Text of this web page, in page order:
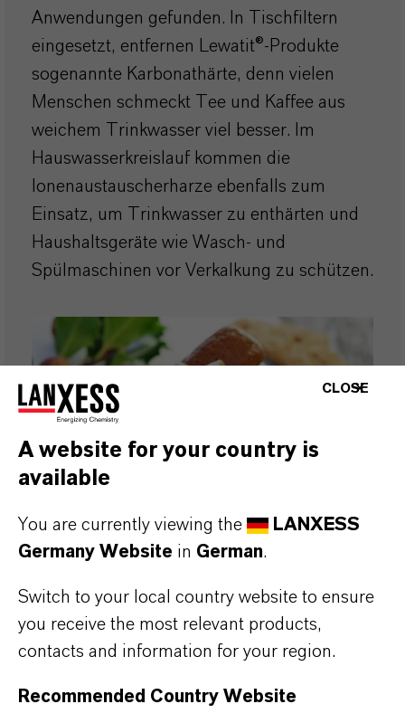
Anwendungen gefunden. In Tischfiltern
eingesetzt, entfernen Lewatit®-Produkte
sogenannte Karbonathärte, denn vielen
Menschen schmeckt Tee und Kaffee aus
weichem Trinkwasser viel besser. Im
Hauswasserkreislauf kommen die
Ionenaustauscherharze ebenfalls zum
Einsatz, um Trinkwasser zu enthärten und
Haushaltsgeräte wie Wasch- und
Spülmaschinen vor Verkalkung zu schützen.
Dank LANXESS Lewatit®
Ionenaustauscherharzen schmeckt
Weihnachtsgebäck schön süß.
CLOSE
A website for your country is
available
You are currently viewing the
LANXESS
Germany Website in German.
Switch to your local country website to ensure
you receive the most relevant products,
contacts and information for your region.
Recommended Country Website